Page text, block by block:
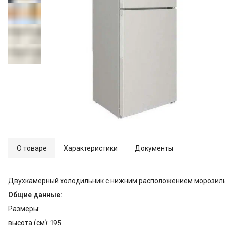
О товаре Характеристики Документы
Двухкамерный холодильник с нижним расположением
Общие данные:
Размеры:
высота (см): 195